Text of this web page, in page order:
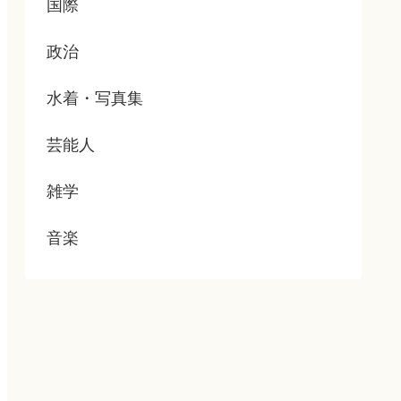
国際
政治
水着・写真集
芸能人
雑学
音楽